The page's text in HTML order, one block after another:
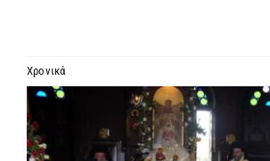
MEDIA
Χρονικά
Προβολή
μεγαλύτερης
εικόνας